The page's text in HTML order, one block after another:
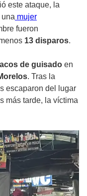
este ataque, la
una mujer
fueron
13 disparos.
de guisado en
. Tras la
escaparon del lugar
más tarde, la víctima